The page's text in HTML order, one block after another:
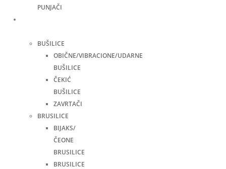
PUNJAČI
BUŠILICE
OBIČNE/VIBRACIONE/UDARNE
BUŠILICE
ČEKIĆ
BUŠILICE
ZAVRTAČI
BRUSILICE
BIJAKS/
ČEONE
BRUSILICE
BRUSILICE